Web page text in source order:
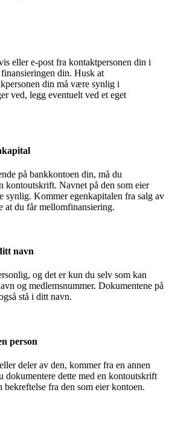
eller e-post fra kontaktpersonen din i
din. Husk at
din må være synlig i
ved, legg eventuelt ved et eget
på bankkontoen din, må du
kontoutskrift. Navnet på den som eier
synlig. Kommer egenkapitalen fra salg av
at du får mellomfinansiering.
navn
og det er kun du selv som kan
og medlemsnummer. Dokumentene på
stå i ditt navn.
person
deler av den, kommer fra en annen
dokumentere dette med en kontoutskrift
bekreftelse fra den som eier kontoen.